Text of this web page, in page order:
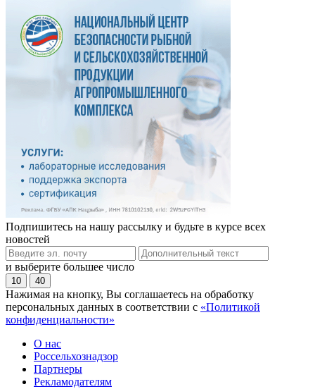
Подпишитесь на нашу рассылку и будьте в курсе всех
новостей
и выберите большее число
10 40
Нажимая на кнопку, Вы соглашаетесь на обработку
персональных данных в соответствии с «Политикой
конфиденциальности»
О нас
Россельхознадзор
Партнеры
Рекламодателям